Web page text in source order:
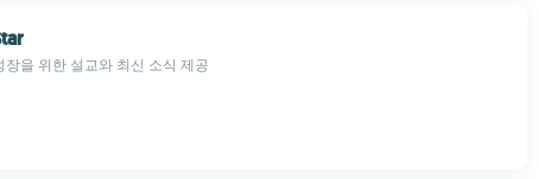
장을 위한 설교와 최신 소식 제공